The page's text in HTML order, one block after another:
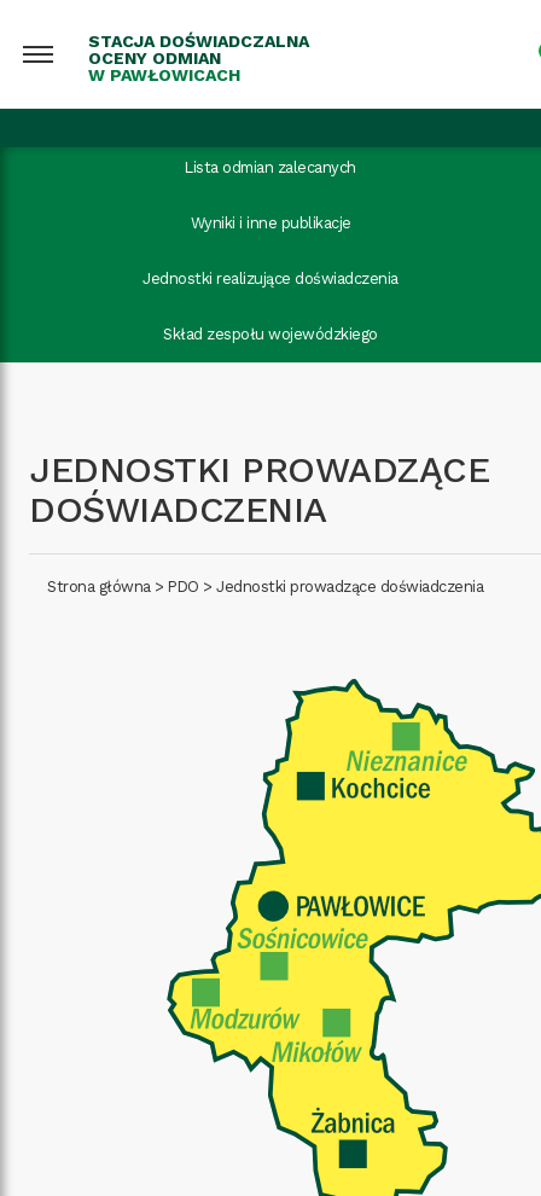
STACJA DOŚWIADCZALNA
OCENY ODMIAN
W PAWŁOWICACH
Lista odmian zalecanych
Wyniki i inne publikacje
Jednostki realizujące doświadczenia
Skład zespołu wojewódzkiego
JEDNOSTKI PROWADZĄCE
DOŚWIADCZENIA
Strona główna> PDO > Jednostki prowadzące doświadczenia